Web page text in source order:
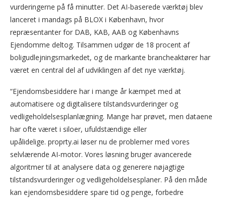
vurderingerne på få minutter. Det AI-baserede værktøj blev
lanceret i mandags på BLOX i København, hvor
repræsentanter for DAB, KAB, AAB og Københavns
Ejendomme deltog. Tilsammen udgør de 18 procent af
boligudlejningsmarkedet, og de markante brancheaktører har
været en central del af udviklingen af det nye værktøj.
“Ejendomsbesiddere har i mange år kæmpet med at
automatisere og digitalisere tilstandsvurderinger og
vedligeholdelsesplanlægning. Mange har prøvet, men dataene
har ofte været i siloer, ufuldstændige eller
upålidelige. proprty.ai løser nu de problemer med vores
selvlærende AI-motor. Vores løsning bruger avancerede
algoritmer til at analysere data og generere nøjagtige
tilstandsvurderinger og vedligeholdelsesplaner. På den måde
kan ejendomsbesiddere spare tid og penge, forbedre